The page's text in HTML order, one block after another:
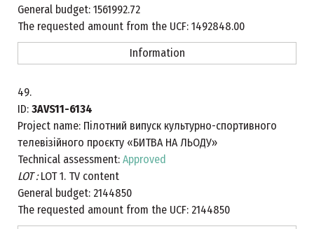
General budget: 1561992.72
The requested amount from the UCF: 1492848.00
Information
49.
ID: 3AVS11-6134
Project name: Пілотний випуск культурно-спортивного
телевізійного проєкту «БИТВА НА ЛЬОДУ»
Technical assessment: Approved
LOT :LOT 1. TV content
General budget: 2144850
The requested amount from the UCF: 2144850